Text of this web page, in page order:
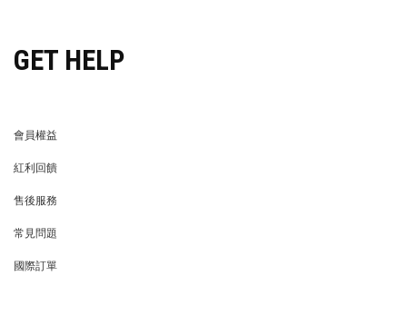
GET HELP
會員權益
紅利回饋
售後服務
常見問題
國際訂單